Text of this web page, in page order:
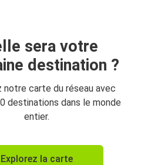
sera votre
destination ?
notre carte du réseau avec
destinations dans le monde
entier.
Explorez la carte